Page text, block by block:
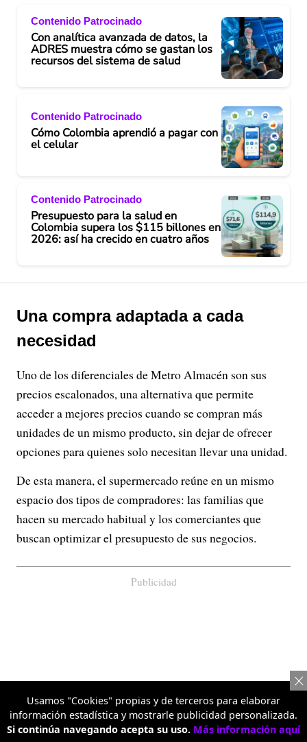
Contenido Patrocinado
Con analítica avanzada de datos, la
ADRES muestra cómo se gastan los
recursos del sistema de salud
Contenido Patrocinado
Cómo Colombia aprendió a pagar con
el celular
Contenido Patrocinado
Presupuesto para la salud en
Colombia supera los $115 billones en
2026: así ha crecido en cuatro años
Una compra adaptada a cada
necesidad
Uno de los diferenciales de Metro Almacén son sus
precios escalonados, una alternativa que permite
acceder a mejores precios cuando se compran más
unidades de un mismo producto, sin dejar de ofrecer
opciones para quienes solo necesitan llevar una unidad.
De esta manera, el supermercado reúne en un mismo
espacio dos tipos de compradores: las familias que
hacen su mercado habitual y los comerciantes que
buscan optimizar el presupuesto de sus negocios.
Publicidad
Usamos "Cookies" propias y de terceros para elaborar
información estadística y mostrarle publicidad personalizada.
Si continúa navegando acepta su uso. Más información aquí